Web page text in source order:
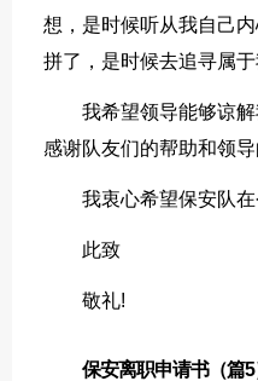
想，是时候听从我自己
拼了，是时候去追寻属
我希望领导能够谅
感谢队友们的帮助和领导
我衷心希望保安队
此致
敬礼!
保安离职申请书（篇5